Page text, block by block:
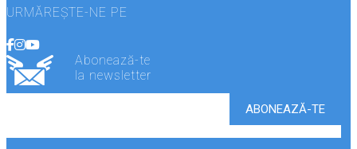
URMĂREȘTE-NE PE
Abonează-te
la newsletter